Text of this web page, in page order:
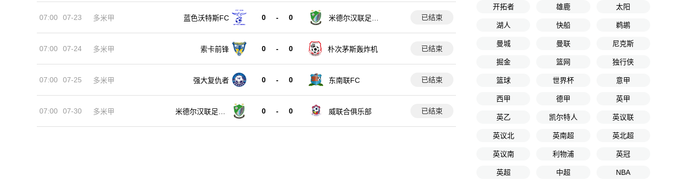
07:00 07-23 多米甲 蓝色沃特斯FC 0 - 0
米德尔汉联足球
已结束
07:00 07-24 多米甲 索卡前锋 0 - 0 朴次茅斯轰炸机 已结束
07:00 07-25 多米甲 强大复仇者 0 - 0 东南联FC 已结束
07:00 07-30 多米甲
米德尔汉联足球
0 - 0 威联合俱乐部 已结束
开拓者 雄鹿 太阳
湖人 快船 鹈鹕
曼城 曼联 尼克斯
掘金 篮网 独行侠
篮球 世界杯 意甲
西甲 德甲 英甲
英乙 凯尔特人 英议联
英议北 英南超 英北超
英议南 利物浦 英冠
英超 中超 NBA